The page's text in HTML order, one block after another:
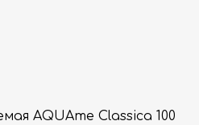
AQUAme Classica 100